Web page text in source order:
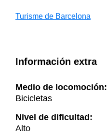
Turisme de Barcelona
Información extra
Medio de locomoción:
Bicicletas
Nivel de dificultad:
Alto